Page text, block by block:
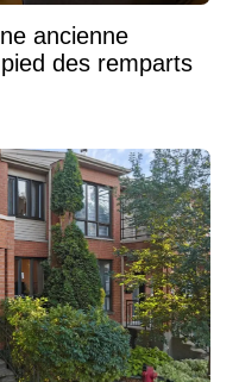
ancienne
des remparts